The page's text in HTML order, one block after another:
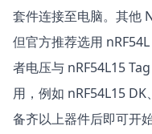
套件连接至电脑。其他
但官方推荐选用
者电压与 nRF54L15
用，例如 nRF54L15 DK
备齐以上器件后即可开